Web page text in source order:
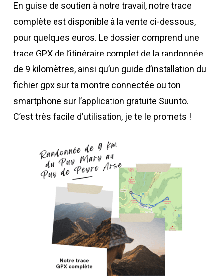
En guise de soutien à notre travail, notre trace
complète est disponible à la vente ci-dessous,
pour quelques euros. Le dossier comprend une
trace GPX de l’itinéraire complet de la randonnée
de 9 kilomètres, ainsi qu’un guide d’installation du
fichier gpx sur ta montre connectée ou ton
smartphone sur l’application gratuite Suunto.
C’est très facile d’utilisation, je te le promets !